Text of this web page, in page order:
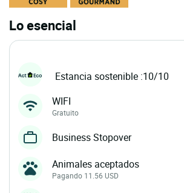
Lo esencial
Estancia sostenible :10/10
WIFI
Gratuito
Business Stopover
Animales aceptados
Pagando 11.56 USD